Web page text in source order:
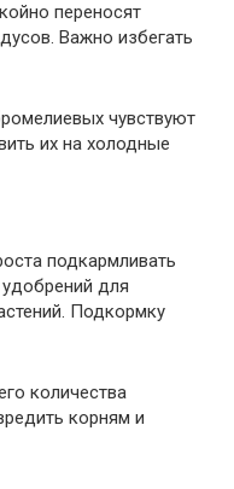
переносят
Важно избегать
чувствуют
их на холодные
подкармливать
для
Подкормку
количества
корням и